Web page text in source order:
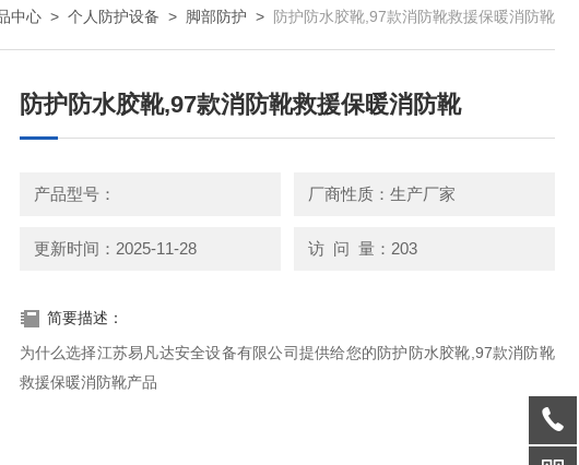
中心 > 个人防护设备 > 脚部防护 > 防护防水胶靴,97款消防靴救援保暖消防靴
防护防水胶靴,97款消防靴救援保暖消防靴
产品型号： 厂商性质：生产厂家
更新时间：2025-11-28 访 问 量：203
简要描述：
为什么选择江苏易凡达安全设备有限公司提供给您的防护防水胶靴,97款消防靴
救援保暖消防靴产品